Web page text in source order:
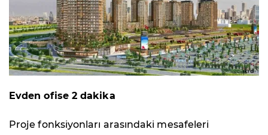
Evden ofise 2 dakika
Proje fonksiyonları arasındaki mesafeleri